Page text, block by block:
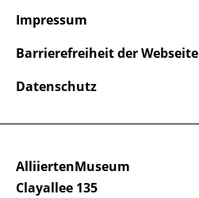
AlliiertenMuseum
Clayallee 135
Impressum
Barrierefreiheit der Webseite
Datenschutz